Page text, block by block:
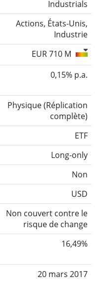
Industrials
Actions, États-Unis,
Industrie
EUR 710 M
0,15% p.a.
Physique(Réplication
complète)
ETF
Long-only
Non
USD
Non couvert contre le
risque de change
16,49%
20 mars 2017